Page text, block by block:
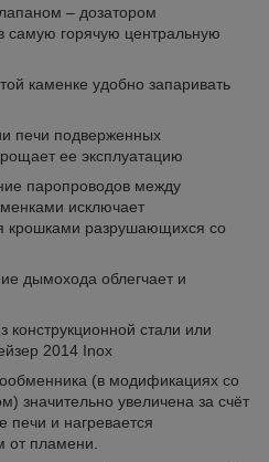
– дозатором
самую горячую центральную
каменке удобно запаривать
печи подверженных
ее эксплуатацию
паропроводов между
исключает
крошками разрушающихся со
дымохода облегчает и
стали или
2014 Inox
(в модификациях со
значительно увеличена за счёт
печи и нагревается
от пламени.